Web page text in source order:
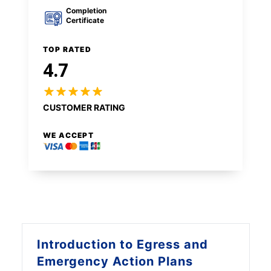
Introduction to Egress and
Emergency Action Plans
Completion
Certificate
TOP RATED
4.7
CUSTOMER RATING
WE ACCEPT